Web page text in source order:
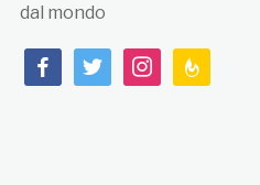
dal mondo
facebooktwitterinstagramfeedburner